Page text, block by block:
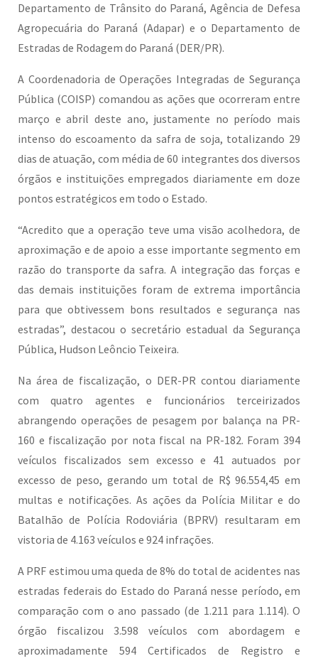
Departamento de Trânsito do Paraná, Agência de Defesa
Agropecuária do Paraná (Adapar) e o Departamento de
Estradas de Rodagem do Paraná (DER/PR).
A Coordenadoria de Operações Integradas de Segurança
Pública (COISP) comandou as ações que ocorreram entre
março e abril deste ano, justamente no período mais
intenso do escoamento da safra de soja, totalizando 29
dias de atuação, com média de 60 integrantes dos diversos
órgãos e instituições empregados diariamente em doze
pontos estratégicos em todo o Estado.
“Acredito que a operação teve uma visão acolhedora, de
aproximação e de apoio a esse importante segmento em
razão do transporte da safra. A integração das forças e
das demais instituições foram de extrema importância
para que obtivessem bons resultados e segurança nas
estradas”, destacou o secretário estadual da Segurança
Pública, Hudson Leôncio Teixeira.
Na área de fiscalização, o DER-PR contou diariamente
com quatro agentes e funcionários terceirizados
abrangendo operações de pesagem por balança na PR-
160 e fiscalização por nota fiscal na PR-182. Foram 394
veículos fiscalizados sem excesso e 41 autuados por
excesso de peso, gerando um total de R$ 96.554,45 em
multas e notificações. As ações da Polícia Militar e do
Batalhão de Polícia Rodoviária (BPRV) resultaram em
vistoria de 4.163 veículos e 924 infrações.
A PRF estimou uma queda de 8% do total de acidentes nas
estradas federais do Estado do Paraná nesse período, em
comparação com o ano passado (de 1.211 para 1.114). O
órgão fiscalizou 3.598 veículos com abordagem e
aproximadamente 594 Certificados de Registro e